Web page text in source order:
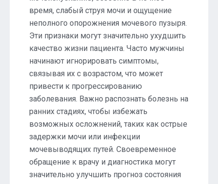
время, слабый струя мочи и ощущение
неполного опорожнения мочевого пузыря.
Эти признаки могут значительно ухудшить
качество жизни пациента. Часто мужчины
начинают игнорировать симптомы,
связывая их с возрастом, что может
привести к прогрессированию
заболевания. Важно распознать болезнь на
ранних стадиях, чтобы избежать
возможных осложнений, таких как острые
задержки мочи или инфекции
мочевыводящих путей. Своевременное
обращение к врачу и диагностика могут
значительно улучшить прогноз состояния